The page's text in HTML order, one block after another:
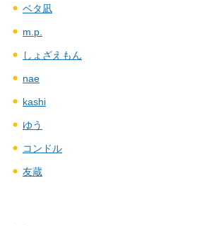
ベタ凪
m.p.
しょざえもん
nae
kashi
ゆう
コンドル
友蔵